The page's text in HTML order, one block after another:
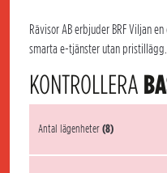
Rävisor AB erbjuder BRF Viljan
smarta e-tjänster utan
KONTROLLERA
Antal lägenheter(8)